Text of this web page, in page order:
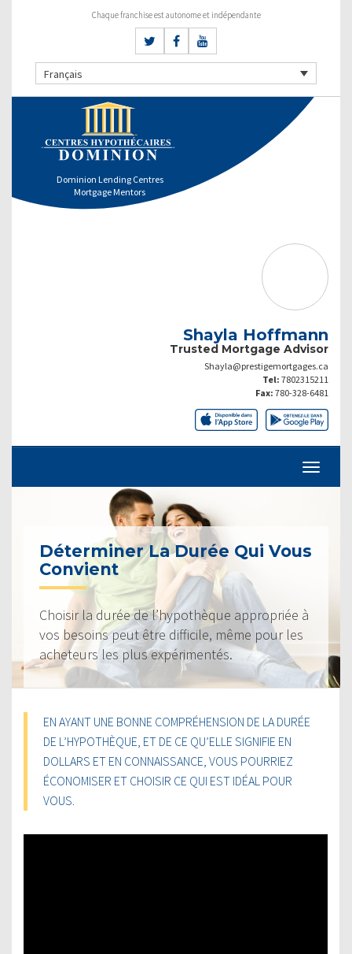
Chaque franchise est autonome et indépendante
Français
Dominion Lending Centres
Mortgage Mentors
Shayla Hoffmann
Trusted Mortgage Advisor
Shayla@prestigemortgages.ca
Tel: 7802315211
Fax: 780-328-6481
Déterminer La Durée Qui Vous
Convient
Choisir la durée de l’hypothèque appropriée à
vos besoins peut être difficile, même pour les
acheteurs les plus expérimentés.
EN AYANT UNE BONNE COMPRÉHENSION DE LA DURÉE
DE L’HYPOTHÈQUE, ET DE CE QU’ELLE SIGNIFIE EN
DOLLARS ET EN CONNAISSANCE, VOUS POURRIEZ
ÉCONOMISER ET CHOISIR CE QUI EST IDÉAL POUR
VOUS.